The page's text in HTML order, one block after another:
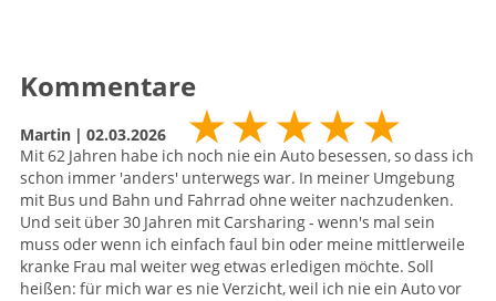
Kommentare
Martin | 02.03.2026 ★★★★★
Mit 62 Jahren habe ich noch nie ein Auto besessen, so dass ich
schon immer 'anders' unterwegs war. In meiner Umgebung
mit Bus und Bahn und Fahrrad ohne weiter nachzudenken.
Und seit über 30 Jahren mit Carsharing - wenn's mal sein
muss oder wenn ich einfach faul bin oder meine mittlerweile
kranke Frau mal weiter weg etwas erledigen möchte. Soll
heißen: für mich war es nie Verzicht, weil ich nie ein Auto vor